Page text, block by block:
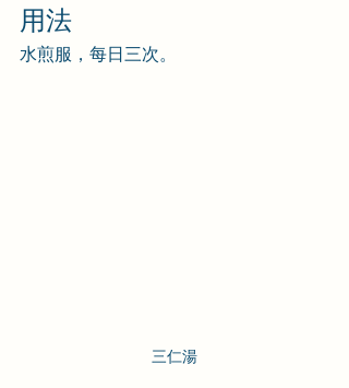
用法
水煎服，每日三次。
三仁湯